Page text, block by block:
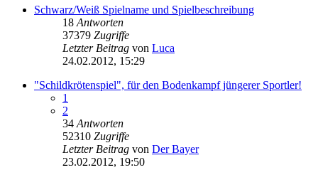
Schwarz/Weiß Spielname und Spielbeschreibung
18 Antworten
37379 Zugriffe
Letzter Beitrag von Luca
24.02.2012, 15:29
"Schildkrötenspiel", für den Bodenkampf jüngerer Sportler!
1
2
34 Antworten
52310 Zugriffe
Letzter Beitrag von Der Bayer
23.02.2012, 19:50